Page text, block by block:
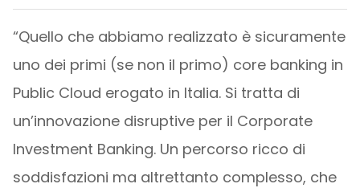
“Quello che abbiamo realizzato è sicuramente
uno dei primi (se non il primo) core banking in
Public Cloud erogato in Italia. Si tratta di
un’innovazione disruptive per il Corporate
Investment Banking. Un percorso ricco di
soddisfazioni ma altrettanto complesso, che